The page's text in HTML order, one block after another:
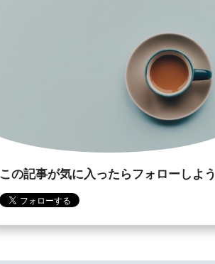
この記事が気に入ったらフォローしよう